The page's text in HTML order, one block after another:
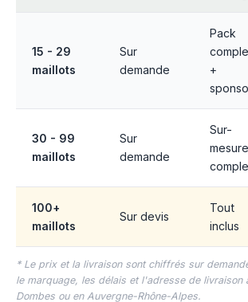
15 - 29
maillots
Sur
demande
Pack
+
30 - 99
maillots
Sur
demande
Sur-
mesure
100+
maillots
Sur devis
Tout
inclus
* Le prix et la livraison sont chiffrés sur
le marquage, les délais et l'adresse de livraison
Dombes ou en Auvergne-Rhône-Alpes.